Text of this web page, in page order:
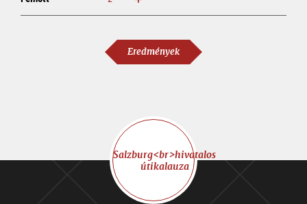
Eredmények
Salzburg<br>hivatalos
útikalauza